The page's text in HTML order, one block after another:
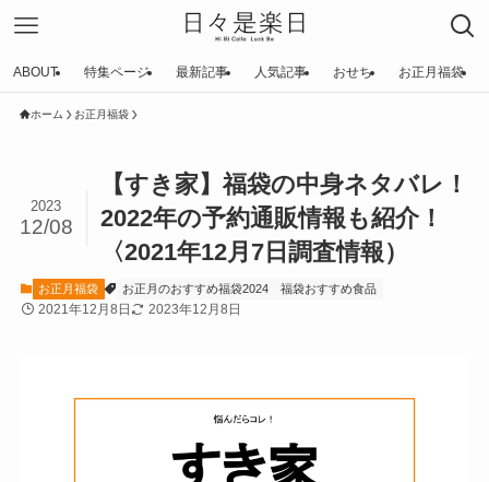
ABOUT 特集ページ 最新記事 人気記事 おせち お正月福袋
ホーム お正月福袋
【すき家】福袋の中身ネタバレ！
2022年の予約通販情報も紹介！
〈2021年12月7日調査情報）
2023
12/08
お正月福袋 お正月のおすすめ福袋2024 福袋おすすめ食品
2021年12月8日 2023年12月8日